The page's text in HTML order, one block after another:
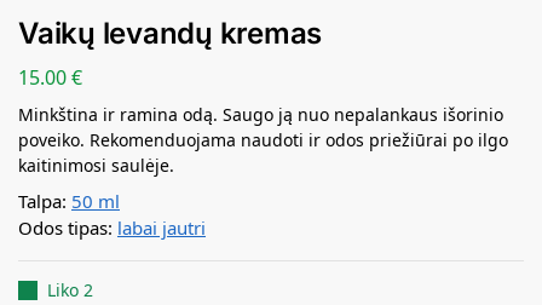
Vaikų levandų kremas
15.00€
Minkština ir ramina odą. Saugo ją nuo nepalankaus išorinio
poveiko. Rekomenduojama naudoti ir odos priežiūrai po ilgo
kaitinimosi saulėje.
Talpa: 50 ml
Odos tipas: labai jautri
Liko 2